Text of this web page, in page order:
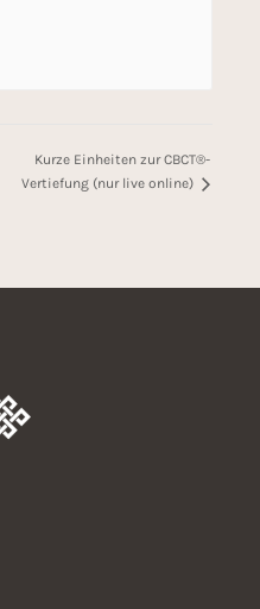
Kurze Einheiten zur CBCT®-
Vertiefung (nur live online)